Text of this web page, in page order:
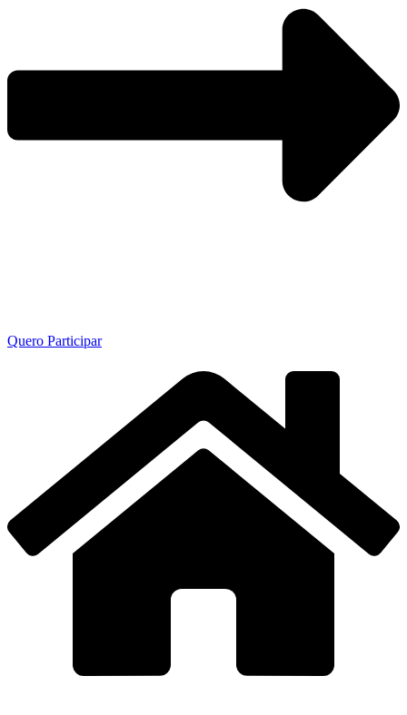
Quero Participar